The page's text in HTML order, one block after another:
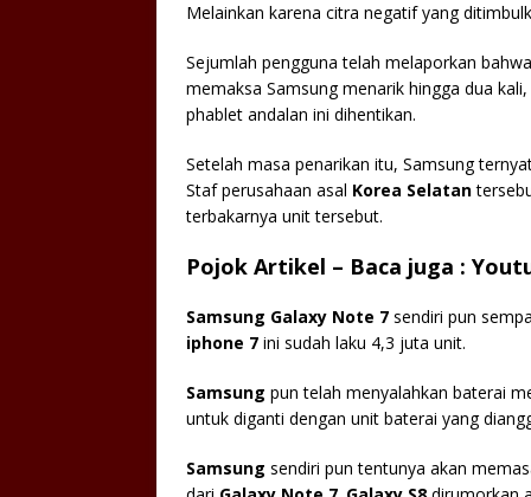
Melainkan karena citra negatif yang
Sejumlah pengguna telah melaporkan
memaksa Samsung menarik hingga dua
phablet andalan ini dihentikan.
Setelah masa penarikan itu, Samsung
Staf perusahaan asal Korea Selatan
terbakarnya unit tersebut.
Pojok Artikel – Baca juga :
Samsung Galaxy Note 7 sendiri pun
iphone 7 ini sudah laku 4,3 juta unit.
Samsung pun telah menyalahkan baterai
untuk diganti dengan unit baterai yang
Samsung sendiri pun tentunya akan